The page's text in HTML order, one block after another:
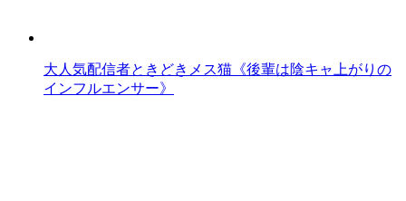
大人気配信者ときどきメス猫《後輩は陰キャ上がりの
インフルエンサー》